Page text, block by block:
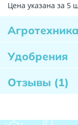
Цена указана за 5
Агротехника
Удобрения
Отзывы (1)